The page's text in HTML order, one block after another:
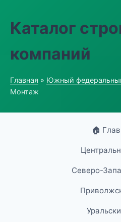
Каталог
компаний
Главная » Южный
Монтаж
🏠
Северо-